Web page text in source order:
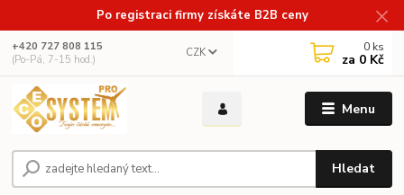
Po registraci firmy získáte B2B ceny
Menu
CZK
Hledat
+420 727 808 115
(Po-Pá, 7-15 hod.)
0 ks
za 0 Kč